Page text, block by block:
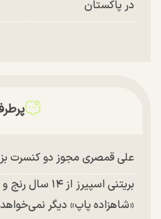
در پاکستان
علی قمصری مجوز دو کنسرت
بریتنی اسپیرز
«شاهزاده پاپ» دیگر